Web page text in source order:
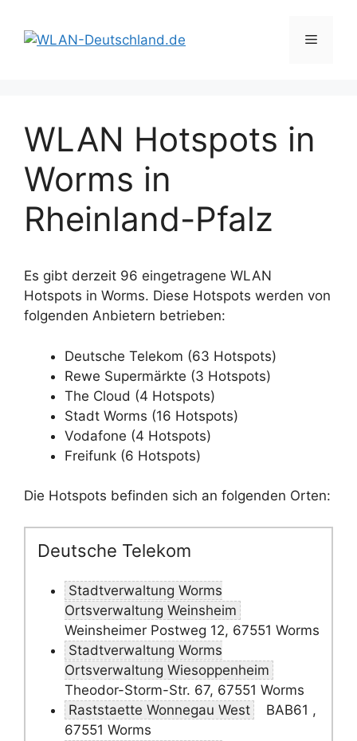
Inhalt
springen
Menü
WLAN Hotspots in
Worms in
Rheinland-Pfalz
Es gibt derzeit 96 eingetragene WLAN
Hotspots in Worms. Diese Hotspots werden von
folgenden Anbietern betrieben:
Deutsche Telekom (63 Hotspots)
Rewe Supermärkte (3 Hotspots)
The Cloud (4 Hotspots)
Stadt Worms (16 Hotspots)
Vodafone (4 Hotspots)
Freifunk (6 Hotspots)
Die Hotspots befinden sich an folgenden Orten:
Deutsche Telekom
Stadtverwaltung Worms
Ortsverwaltung Weinsheim
Weinsheimer Postweg 12, 67551 Worms
Stadtverwaltung Worms
Ortsverwaltung Wiesoppenheim
Theodor-Storm-Str. 67, 67551 Worms
Raststaette Wonnegau West
BAB61 ,
67551 Worms